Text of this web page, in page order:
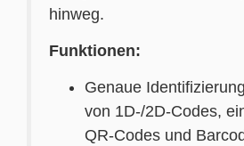
hinweg.
Funktionen:
Genaue
von 1D-/2D-Codes,
QR-Codes und